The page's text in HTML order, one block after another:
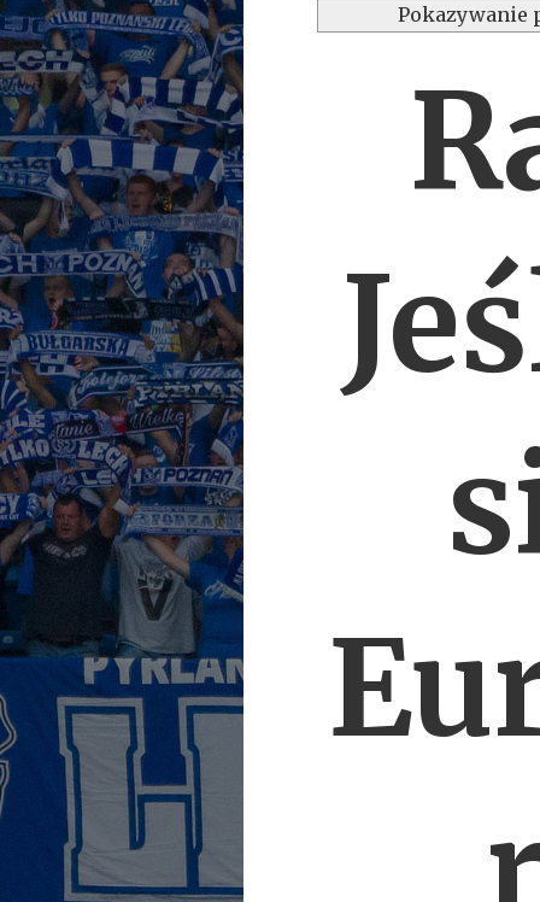
Pokazywanie